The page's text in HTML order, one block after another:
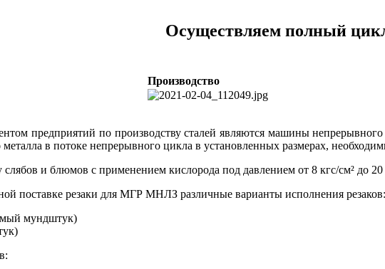
Осуществляем полный
Производство
предприятий по производству сталей являются машины
металла в потоке непрерывного цикла в установленных размерах,
слябов и блюмов с применением кислорода под давлением от 8 кгс/см² до
поставке резаки для МГР МНЛЗ различные варианты исполнения резаков:
мундштук)